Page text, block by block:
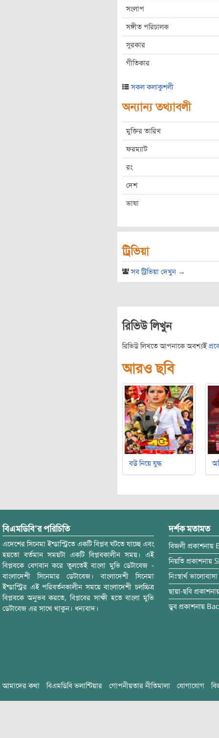
সংলাপ
সঙ্গীত পরিচালক
সুরকার
গীতিকার
সকল কলাকুশলী
অন্যান্য তথ্যাবলী
মুক্তির তারিখ
ফরম্যাট
রং
দেশ
ভাষা
ট্রিভিয়া
সব ট্রিভিয়া দেখুন →
রিভিউ লিখুন
রিভিউ লিখতে আপনাকে অবশ্যই
আরও ছবি
বউ নিয়ে যুদ্ধ
বিএমডিবি’র পরিচিতি
এদেশের সিনেমা ইন্ডাস্ট্রিতে একটি বিপ্লব ঘটতে যাচ্ছে এবং
হয়তো বর্তমান সময়টা একটি বিপ্লবকালীন সময়। এই
বিপ্লবকে বেগবান করে তুলতেই বাংলা মুভি ডেটাবেজ -
বাংলাদেশী সিনেমার ডেটাবেজ। বাংলাদেশী সিনেমা
ইন্ডাস্ট্রির এই পরিবর্তনকালীন সময়ে বাংলাদেশী চলচ্চিত্র
বিপ্লবকে অনুভব করতে, বিপ্লবের সাক্ষী হতে বাংলা মুভি
ডেটাবেজ এর সাথে থাকুন। ধন্যবাদ।
দর্শক মতামত
বিজলী প্রকাশনায়
নিয়তি প্রকাশনায়
নিঃস্বার্থ ভালোবাসা
ছায়া-ছবি
ডুব প্রকাশনায়
আমাদের কথা বিএমডিবি ভলান্টিয়ার গোপনীয়তার নীতিমালা যোগাযোগ